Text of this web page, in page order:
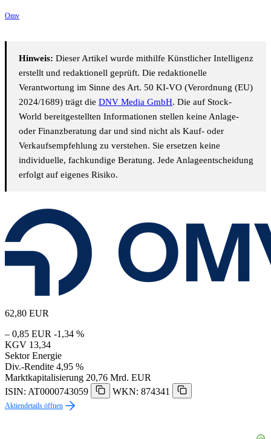
Omv
Hinweis: Dieser Artikel wurde mithilfe Künstlicher Intelligenz
erstellt und redaktionell geprüft. Die redaktionelle
Verantwortung im Sinne des Art. 50 KI-VO (Verordnung (EU)
2024/1689) trägt die DNV Media GmbH. Die auf Stock-
World bereitgestellten Informationen stellen keine Anlage-
oder Finanzberatung dar und sind nicht als Kauf- oder
Verkaufsempfehlung zu verstehen. Sie ersetzen keine
individuelle, fachkundige Beratung. Jede Anlageentscheidung
erfolgt auf eigenes Risiko.
62,80 EUR
– 0,85 EUR -1,34 %
KGV 13,34
Sektor Energie
Div.-Rendite 4,95 %
Marktkapitalisierung 20,76 Mrd. EUR
ISIN: AT0000743059
WKN: 874341
Aktiendetails öffnen